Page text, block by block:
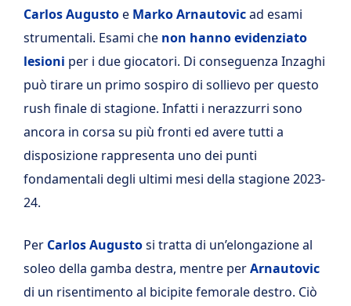
Carlos Augustoe Marko Arnautovicad esami
strumentali. Esami che non hanno evidenziato
lesioni per i due giocatori. Di conseguenza Inzaghi
può tirare un primo sospiro di sollievo per questo
rush finale di stagione. Infatti i nerazzurri sono
ancora in corsa su più fronti ed avere tutti a
disposizione rappresenta uno dei punti
fondamentali degli ultimi mesi della stagione 2023-
24.
Per Carlos Augustosi tratta di un’elongazione al
soleo della gamba destra, mentre perArnautovic
di un risentimento al bicipite femorale destro. Ciò